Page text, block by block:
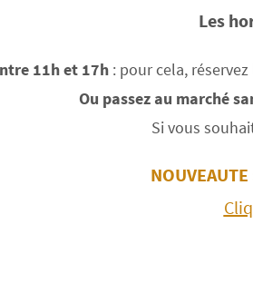
Les
11h et 17h : pour cela,
Ou passez au marché
Si vous